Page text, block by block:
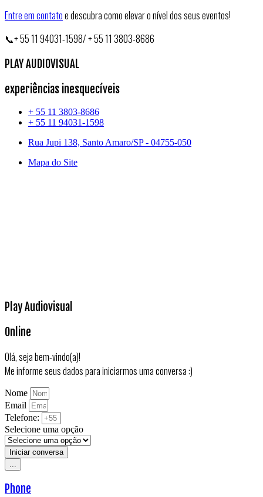
Entre em contatoe descubra como elevar o nível dos seus eventos!
📞+ 55 11 94031-1598/ + 55 11 3803-8686
PLAY AUDIOVISUAL
experiências inesquecíveis
+ 55 11 3803-8686
+ 55 11 94031-1598
Rua Jupi 138, Santo Amaro/SP - 04755-050
Mapa do Site
Play Audiovisual
Online
Olá, seja bem-vindo(a)!
Me informe seus dados para iniciarmos uma conversa :)
Nome
Email
Telefone:
Selecione uma opção
Iniciar conversa
...
Phone